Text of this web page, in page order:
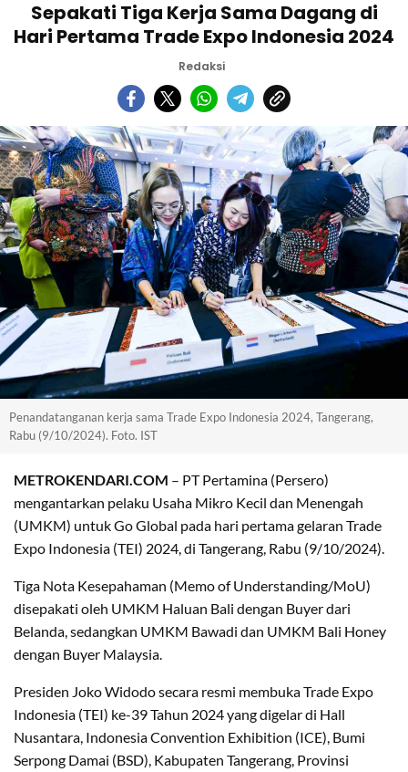
Sepakati Tiga Kerja Sama Dagang di
Hari Pertama Trade Expo Indonesia 2024
Redaksi
Penandatanganan kerja sama Trade Expo Indonesia 2024, Tangerang,
Rabu (9/10/2024). Foto. IST
METROKENDARI.COM – PT Pertamina (Persero)
mengantarkan pelaku Usaha Mikro Kecil dan Menengah
(UMKM) untuk Go Global pada hari pertama gelaran Trade
Expo Indonesia (TEI) 2024, di Tangerang, Rabu (9/10/2024).
Tiga Nota Kesepahaman (Memo of Understanding/MoU)
disepakati oleh UMKM Haluan Bali dengan Buyer dari
Belanda, sedangkan UMKM Bawadi dan UMKM Bali Honey
dengan Buyer Malaysia.
Presiden Joko Widodo secara resmi membuka Trade Expo
Indonesia (TEI) ke-39 Tahun 2024 yang digelar di Hall
Nusantara, Indonesia Convention Exhibition (ICE), Bumi
Serpong Damai (BSD), Kabupaten Tangerang, Provinsi